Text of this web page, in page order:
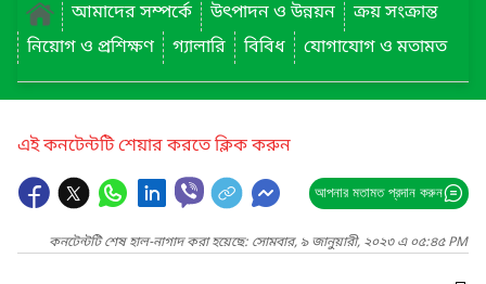
আমাদের সম্পর্কে
উৎপাদন ও উন্নয়ন
ক্রয় সংক্রান্ত
নিয়োগ ও প্রশিক্ষণ
গ্যালারি বিবিধ যোগাযোগ ও মতামত
এই কনটেন্টটি শেয়ার করতে ক্লিক করুন
আপনার মতামত প্রদান করুন
কনটেন্টটি শেষ হাল-নাগাদ করা হয়েছে: সোমবার, ৯ জানুয়ারী, ২০২৩ এ ০৫:৪৫ PM